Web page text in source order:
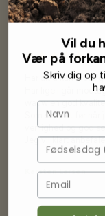
Har altid kun mødt
Har lige i går
wauw en god
Som skrevet før
venlighed og god
Jeg vil klart
Karsten Larsen
Vil du
Vær på
Skriv dig op
Navn
Fødselsdag